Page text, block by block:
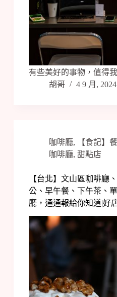
有些美好的事物，值得
胡哥
4 9 月, 2024
咖啡廳, 【食記】
咖啡廳, 甜點店
【台北】文山區咖啡廳
公、早午餐、下午茶、
廳，通通報給你知道|好